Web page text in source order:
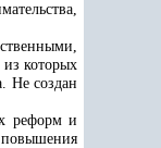
которых
Не создан
реформ и
повышения